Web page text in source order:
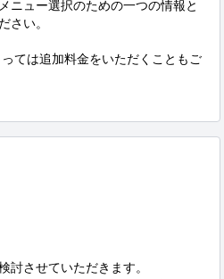
ニュー選択のための一つの情報と
さい。
ては追加料金をいただくこともご
討させていただきます。